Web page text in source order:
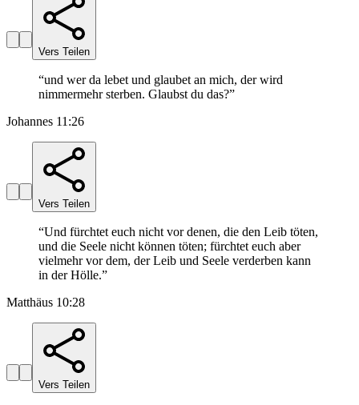
Vers Teilen
“und wer da lebet und glaubet an mich, der wird
nimmermehr sterben. Glaubst du das?”
Johannes 11:26
Vers Teilen
“Und fürchtet euch nicht vor denen, die den Leib töten,
und die Seele nicht können töten; fürchtet euch aber
vielmehr vor dem, der Leib und Seele verderben kann
in der Hölle.”
Matthäus 10:28
Vers Teilen